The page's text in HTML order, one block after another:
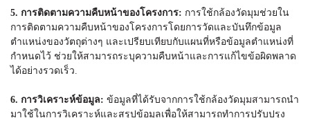
5. การติดตามความคืบหน้าของโครงการ: การใช้กล้องวัดมุมช่วยใน
การติดตามความคืบหน้าของโครงการโดยการวัดและบันทึกข้อมูล
ตำแหน่งของวัตถุต่างๆ และเปรียบเทียบกับแผนที่หรือข้อมูลตำแหน่งที่
กำหนดไว้ ช่วยให้สามารถระบุความคืบหน้าและการแก้ไขข้อผิดพลาด
ได้อย่างรวดเร็ว.
6. การวิเคราะห์ข้อมูล: ข้อมูลที่ได้รับจากการใช้กล้องวัดมุมสามารถนำ
มาใช้ในการวิเคราะห์และสรุปข้อมูลเพื่อให้สามารถทำการปรับปรุง